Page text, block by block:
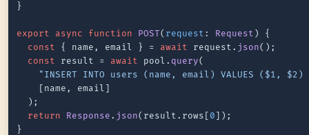
}
export async function POST( request : Request ) {
const { name, email } = await request. json();
const result = await pool. query(
"INSERT INTO users (name, email) VALUES ($1, $2)
    [name, email]
  );
return
Response . json(result. rows [ 0 ]);